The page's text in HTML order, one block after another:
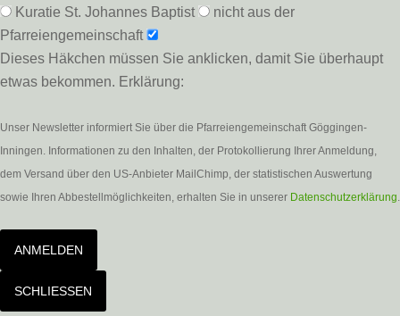
Kuratie St. Johannes Baptist
nicht aus der
Pfarreiengemeinschaft
Dieses Häkchen müssen Sie anklicken, damit Sie überhaupt
etwas bekommen. Erklärung:
Unser Newsletter informiert Sie über die Pfarreiengemeinschaft Göggingen-
Inningen. Informationen zu den Inhalten, der Protokollierung Ihrer Anmeldung,
dem Versand über den US-Anbieter MailChimp, der statistischen Auswertung
sowie Ihren Abbestellmöglichkeiten, erhalten Sie in unserer Datenschutzerklärung.
ANMELDEN
SCHLIESSEN